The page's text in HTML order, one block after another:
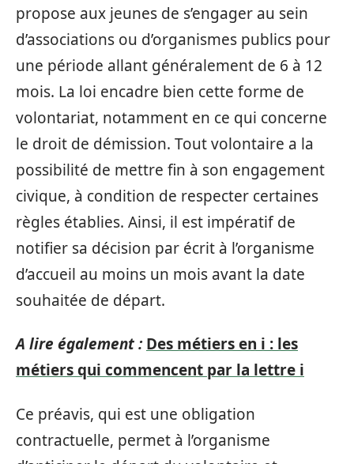
propose aux jeunes de s’engager au sein
d’associations ou d’organismes publics pour
une période allant généralement de 6 à 12
mois. La loi encadre bien cette forme de
volontariat, notamment en ce qui concerne
le droit de démission. Tout volontaire a la
possibilité de mettre fin à son engagement
civique, à condition de respecter certaines
règles établies. Ainsi, il est impératif de
notifier sa décision par écrit à l’organisme
d’accueil au moins un mois avant la date
souhaitée de départ.
A lire également : Des métiers en i : les
métiers qui commencent par la lettre i
Ce préavis, qui est une obligation
contractuelle, permet à l’organisme